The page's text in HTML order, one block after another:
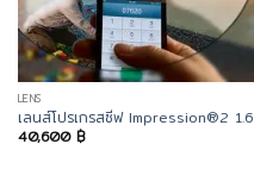
LENS
เลนส์โปรเกรสซีฟ Impression®2 1.6
40,600 ฿